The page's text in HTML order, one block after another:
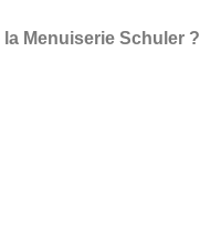
Menuiserie Schuler ?